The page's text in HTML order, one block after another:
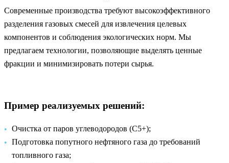
Современные производства требуют высокоэффективного
разделения газовых смесей для извлечения целевых
компонентов и соблюдения экологических норм. Мы
предлагаем технологии, позволяющие выделять ценные
фракции и минимизировать потери сырья.
Пример реализуемых решений:
Очистка от паров углеводородов (С5+);
Подготовка попутного нефтяного газа до требований
топливного газа;